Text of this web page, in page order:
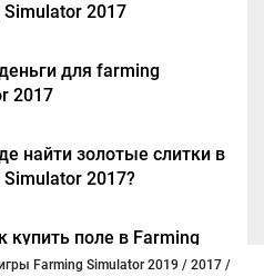
Simulator 2017
для farming
2017
найти золотые слитки в
Simulator 2017?
купить поле в Farming
2017
Farming Simulator 2019 / 2017 /